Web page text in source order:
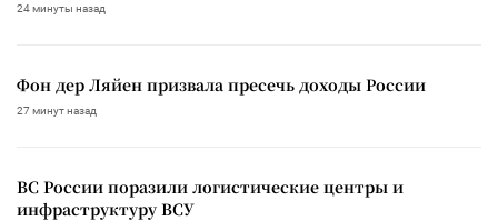
24 минуты назад
Фон дер Ляйен призвала пресечь доходы России
27 минут назад
ВС России поразили логистические центры и
инфраструктуру ВСУ